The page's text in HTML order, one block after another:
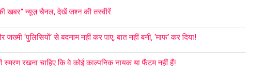
खबर” न्यूज़ चैनल, देखें जश्न की तस्वीरें
‘पुलिसियों’ से बदनाम नहीं कर पाए, बात नहीं बनी, ‘माफ’ कर दिया!
स्मरण रखना चाहिए कि वे कोई काल्पनिक नायक या फैंटम नहीं हैं!